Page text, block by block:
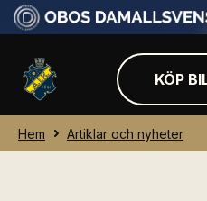
KÖP
Hem Artiklar och nyheter